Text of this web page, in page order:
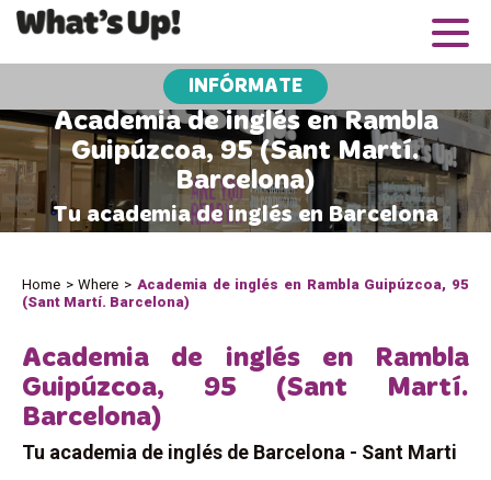
INFÓRMATE
Academia de inglés en Rambla
Guipúzcoa, 95 (Sant Martí.
Barcelona)
Tu academia de inglés en Barcelona
Home >Where > Academia de inglés en Rambla Guipúzcoa, 95
(Sant Martí. Barcelona)
Academia de inglés en Rambla
Guipúzcoa, 95 (Sant Martí.
Barcelona)
Tu academia de inglés de Barcelona - Sant Marti